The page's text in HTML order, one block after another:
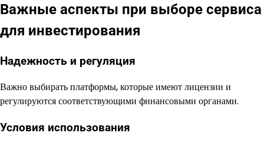
Важные аспекты при выборе сервиса
для инвестирования
Надежность и регуляция
Важно выбирать платформы, которые имеют лицензии и
регулируются соответствующими финансовыми органами.
Условия использования